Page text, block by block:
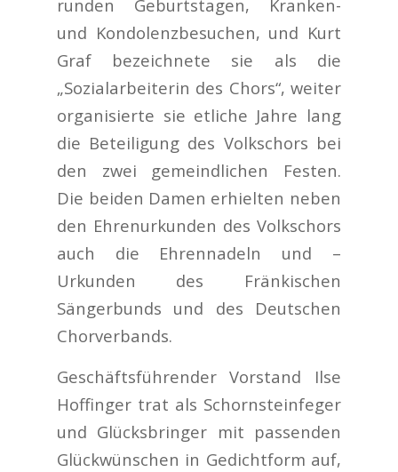
runden Geburtstagen, Kranken-
und Kondolenzbesuchen, und Kurt
Graf bezeichnete sie als die
„Sozialarbeiterin des Chors“, weiter
organisierte sie etliche Jahre lang
die Beteiligung des Volkschors bei
den zwei gemeindlichen Festen.
Die beiden Damen erhielten neben
den Ehrenurkunden des Volkschors
auch die Ehrennadeln und –
Urkunden des Fränkischen
Sängerbunds und des Deutschen
Chorverbands.
Geschäftsführender Vorstand Ilse
Hoffinger trat als Schornsteinfeger
und Glücksbringer mit passenden
Glückwünschen in Gedichtform auf,